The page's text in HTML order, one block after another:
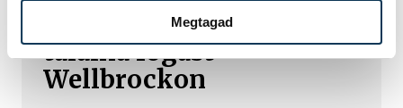
Megtagad
hazai környezetben
találna fogást
Wellbrockon